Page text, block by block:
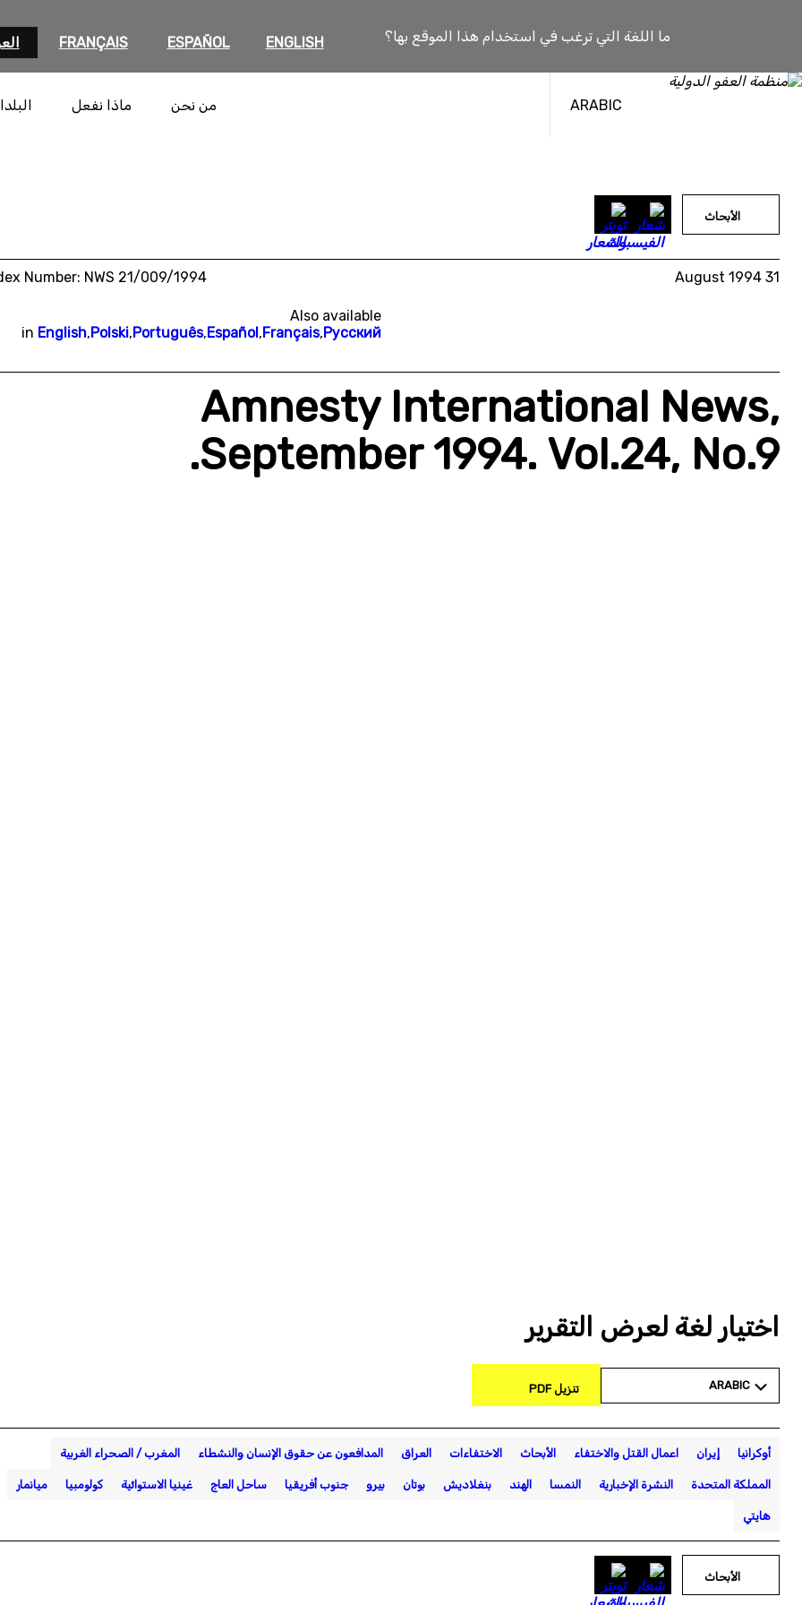
ما اللغة التي ترغب في استخدام هذا الموقع بها؟ ENGLISH
ESPAÑOL
FRANÇAIS
ARABIC من نحن ماذا نفعل
الأبحاث
31 August 1994
Number: NWS 21/009/1994
Also available
in English,Polski,Português,Español,Français,Русский
Amnesty International News,
September 1994. Vol.24, No.9.
اختيار لغة لعرض التقرير
ARABIC تنزيل PDF
أوكرانيا إيران اعمال القتل والاختفاء الأبحاث الاختفاءات العراق المدافعون عن حقوق الإنسان والنشطاء المغرب / الصحراء الغربية
المملكة المتحدة النشرة الإخبارية النمسا الهند بنغلاديش بوتان بيرو جنوب أفريقيا ساحل العاج غينيا الاستوائية كولومبيا ميانمار
هايتي
الأبحاث